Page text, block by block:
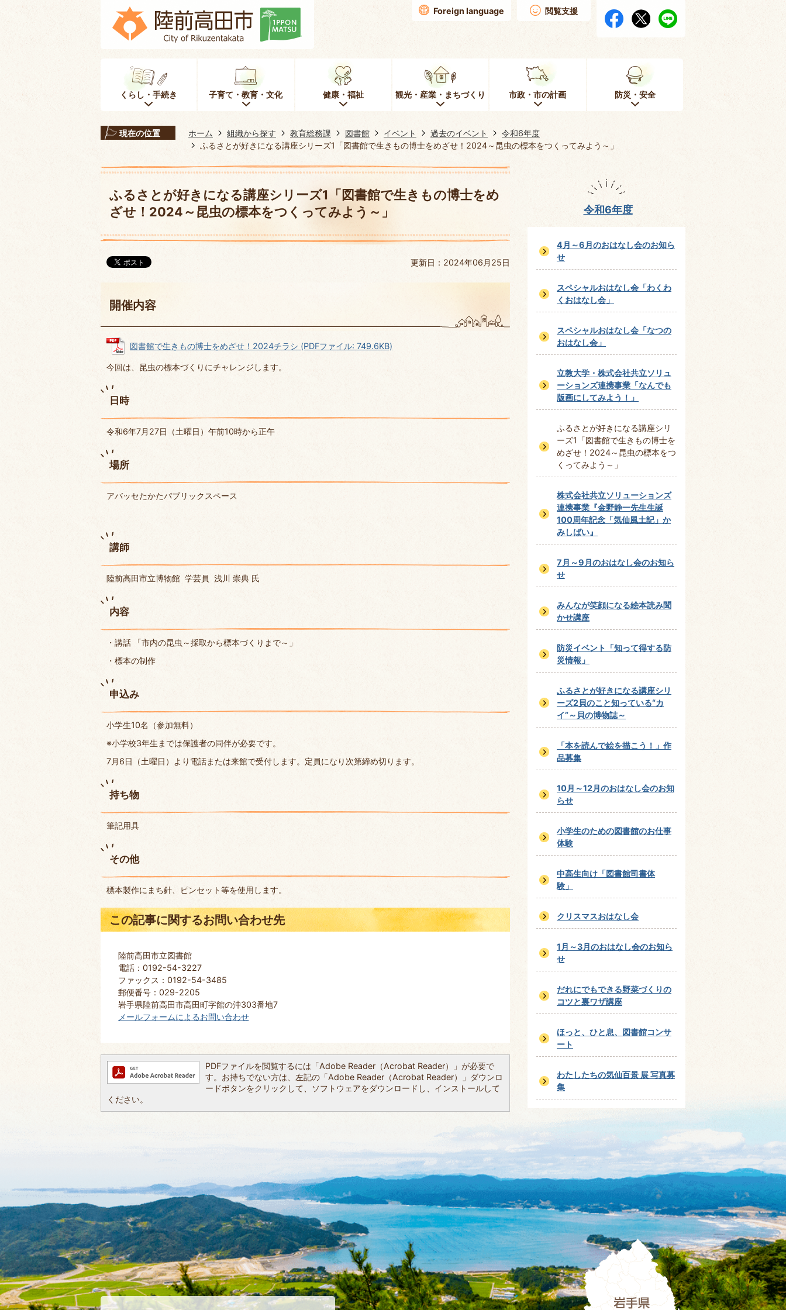
Foreign language 閲覧支援
くらし・手続き 子育て・教育・文化 健康・福祉 観光・産業・まちづくり 市政・市の計画 防災・安全
現在の位置 ホーム 組織から探す 教育総務課 図書館 イベント 過去のイベント
令和6年度
ふるさとが好きになる講座シリーズ1「図書館で生きもの博士をめざせ！2024～昆虫の標本をつくってみよう～」
ふるさとが好きになる講座シリーズ1「図書館で生きもの博士をめ
ざせ！2024～昆虫の標本をつくってみよう～」
更新日：2024年06月25日
開催内容
図書館で生きもの博士をめざせ！2024チラシ (PDFファイル: 749.6KB)
今回は、昆虫の標本づくりにチャレンジします。
日時
令和6年7月27日（土曜日）午前10時から正午
場所
アバッセたかたパブリックスペース
講師
陸前高田市立博物館 学芸員 浅川 崇典 氏
内容
・講話 「市内の昆虫～採取から標本づくりまで～」
・標本の制作
申込み
小学生10名（参加無料）
※小学校3年生までは保護者の同伴が必要です。
7月6日（土曜日）より電話または来館で受付します。定員になり次第締め切ります。
持ち物
筆記用具
その他
標本製作にまち針、ピンセット等を使用します。
この記事に関するお問い合わせ先
陸前高田市立図書館
電話：0192-54-3227
ファックス：0192-54-3485
郵便番号：029-2205
岩手県陸前高田市高田町字館の沖303番地7
メールフォームによるお問い合わせ
PDFファイルを閲覧するには「Adobe Reader（Acrobat Reader）」が必要で
す。お持ちでない方は、左記の「Adobe Reader（Acrobat Reader）」ダウンロ
ードボタンをクリックして、ソフトウェアをダウンロードし、インストールして
ください。
令和6年度
4月～6月のおはなし会のお知ら
せ
スペシャルおはなし会「わくわ
くおはなし会」
スペシャルおはなし会「なつの
おはなし会」
立教大学・株式会社共立ソリュ
ーションズ連携事業「なんでも
版画にしてみよう！」
ふるさとが好きになる講座シリ
ーズ1「図書館で生きもの博士を
めざせ！2024～昆虫の標本をつ
くってみよう～」
株式会社共立ソリューションズ
連携事業『金野静一先生生誕
100周年記念「気仙風土記」か
みしばい』
7月～9月のおはなし会のお知ら
せ
みんなが笑顔になる絵本読み聞
かせ講座
防災イベント「知って得する防
災情報」
ふるさとが好きになる講座シリ
ーズ2貝のこと知っている“カ
イ”～貝の博物誌～
「本を読んで絵を描こう！」作
品募集
10月～12月のおはなし会のお知
らせ
小学生のための図書館のお仕事
体験
中高生向け「図書館司書体
験」
クリスマスおはなし会
1月～3月のおはなし会のお知ら
せ
だれにでもできる野菜づくりの
コツと裏ワザ講座
ほっと、ひと息、図書館コンサ
ート
わたしたちの気仙百景 展 写真募
集